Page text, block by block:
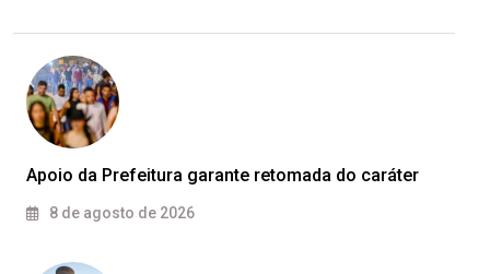
Apoio da Prefeitura garante retomada do caráter
8 de agosto de 2026